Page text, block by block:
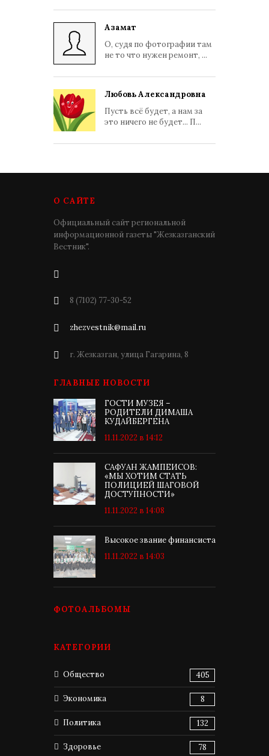
Азамат
О, судя по фотографии там
не то что нужен ремонт, ...
Любовь Александровна
Пусть всё будет, а нам за
это ничего не будет... П...
О САЙТЕ
Официальный сайт региональной
информационной газеты "Жезказганский
Вестник".
8 (7102) 77-30-52
zhezvestnik@mail.ru
г. Жезказган, улица Гагарина, 8
ГЛАВНЫЕ НОВОСТИ
ГОСТИ МУЗЕЯ –
РОДИТЕЛИ ДИМАША
КУДАЙБЕРГЕНА
11.11.2022 в 14:12
САФУАН ЖАМПЕИСОВ:
«МЫ ХОТИМ СТАТЬ
ПОЛИЦИЕЙ ШАГОВОЙ
ДОСТУПНОСТИ»
11.11.2022 в 14:08
Высокое звание финансиста
11.11.2022 в 14:03
ФОТОАЛЬБОМЫ
КАТЕГОРИИ
Общество 405
Экономика 8
Политика 132
Здоровье 78